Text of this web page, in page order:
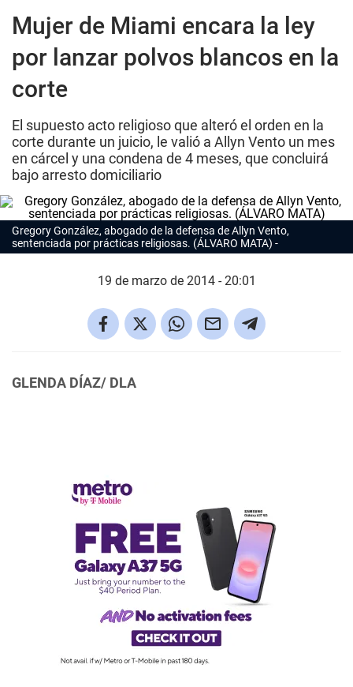
Mujer de Miami encara la ley
por lanzar polvos blancos en la
corte
El supuesto acto religioso que alteró el orden en la
corte durante un juicio, le valió a Allyn Vento un mes
en cárcel y una condena de 4 meses, que concluirá
bajo arresto domiciliario
Gregory González, abogado de la defensa de Allyn Vento,
sentenciada por prácticas religiosas. (ÁLVARO MATA)
19 de marzo de 2014 - 20:01
GLENDA DÍAZ/ DLA